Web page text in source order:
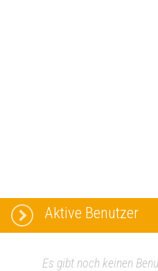
Aktive Benutzer
Es gibt noch keinen